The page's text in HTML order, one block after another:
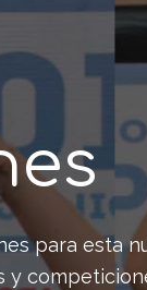
para esta
y